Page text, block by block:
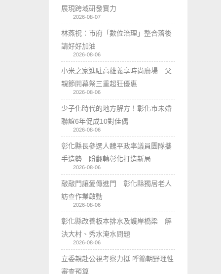
展現跨域研發實力
2026-08-07
林燕祝：市府「數位治理」整合落後
請好好加油
2026-08-06
小米之家進駐高雄義享時尚廣場 父
親節開幕祭三重超狂優惠
2026-08-06
少子化時代的地方解方！彰化市未婚
聯誼6年促成10對佳偶
2026-08-06
彰化縣長參選人魏平政率議員團隊攜
手造勢 盼翻轉彰化打造新局
2026-08-06
敲敲門讓愛傳進門 彰化縣獨居老人
訪查作業啟動
2026-08-06
彰化縣改善板本排水及護岸橋梁 解
決大村、秀水淹水問題
2026-08-06
立委親赴公視考察力挺 呼籲朝野理性
審查預算